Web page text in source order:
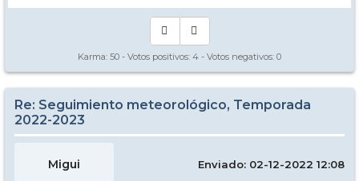
Karma: 50 - Votos positivos: 4 - Votos negativos: 0
Re: Seguimiento meteorológico, Temporada
2022-2023
Migui Enviado: 02-12-2022 12:08